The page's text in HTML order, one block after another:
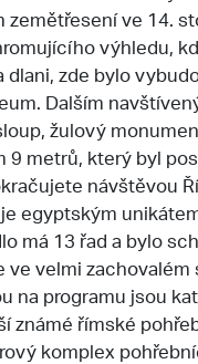
zemětřesení ve 14.
výhledu,
dlani, zde bylo
Dalším
žulový
9 metrů, který byl
návštěvou
egyptským
má 13 řad a bylo
ve velmi zachovalém
na programu jsou
známé římské
komplex